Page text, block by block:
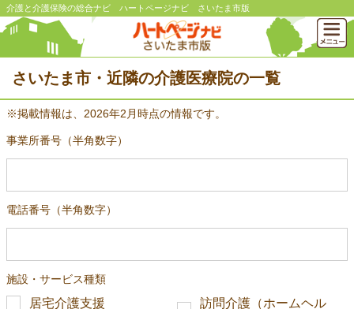
介護と介護保険の総合ナビ ハートページナビ さいたま市版
さいたま市・近隣の介護医療院の一覧
※掲載情報は、2026年2月時点の情報です。
事業所番号（半角数字）
電話番号（半角数字）
施設・サービス種類
居宅介護支援
訪問介護（ホームヘル